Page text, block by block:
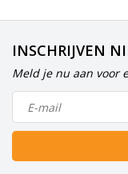
INSCHRIJVEN
Meld je nu aan voor